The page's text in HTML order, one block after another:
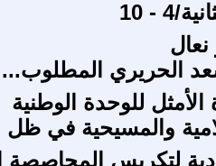
- 10
الحريري المطلوب...
للوحدة الوطنية
والمسيحية في ظل
لتكريس المحاصصة